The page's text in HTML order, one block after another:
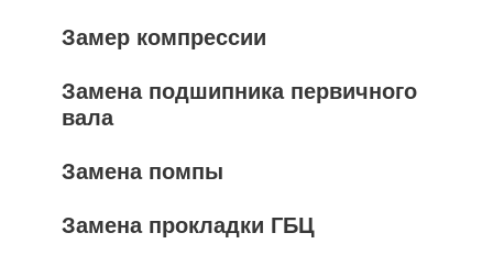
Замер компрессии
Замена подшипника первичного
вала
Замена помпы
Замена прокладки ГБЦ